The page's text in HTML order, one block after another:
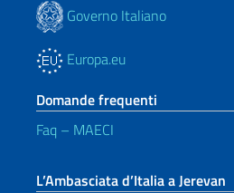
Governo Italiano
Europa.eu
Domande frequenti
Faq – MAECI
L’Ambasciata d’Italia a Jerevan